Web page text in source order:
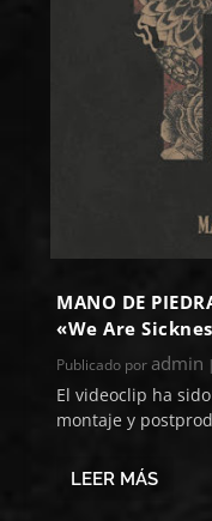
MANO DE
«We Are
Publicado poradmin |
El videoclip ha
montaje y
LEER MÁS